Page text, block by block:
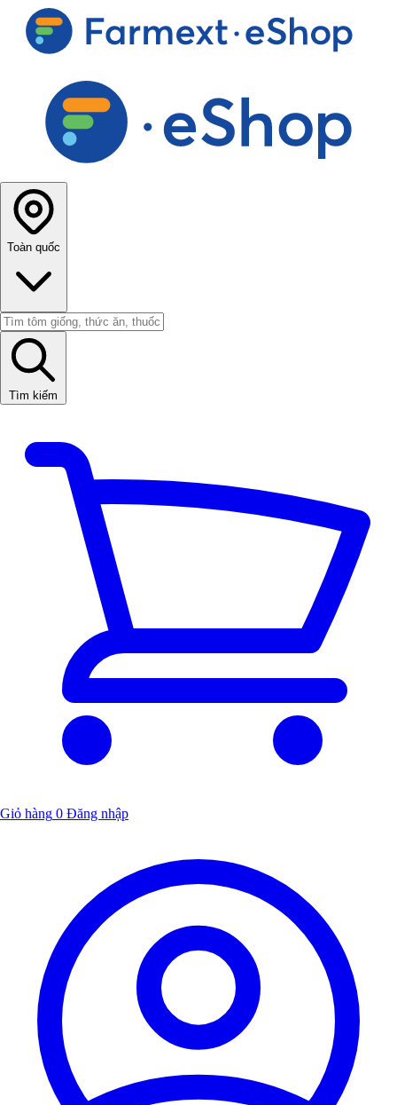
Toàn quốc
Tìm kiếm
Giỏ hàng 0 Đăng nhập